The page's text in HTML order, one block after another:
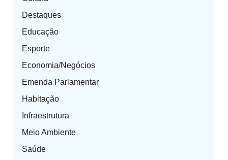
Destaques
Educação
Esporte
Economia/Negócios
Emenda Parlamentar
Habitação
Infraestrutura
Meio Ambiente
Saúde